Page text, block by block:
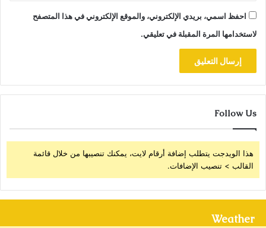
احفظ اسمي، بريدي الإلكتروني، والموقع الإلكتروني في هذا المتصفح
لاستخدامها المرة المقبلة في تعليقي.
Follow Us
هذا الويدجت يتطلب إضافة أرقام لايت، يمكنك تنصيبها من خلال قائمة
القالب > تنصيب الإضافات.
Weather